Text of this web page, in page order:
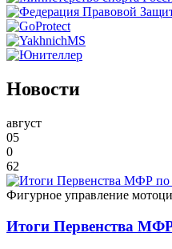
Новости
август
05
0
62
Фигурное управление
Итоги Первенства